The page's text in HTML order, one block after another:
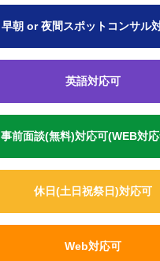
早朝 or 夜間スポットコンサル
英語対応可
事前面談(無料)対応可(WEB対
休日(土日祝祭日)対応可
Web対応可